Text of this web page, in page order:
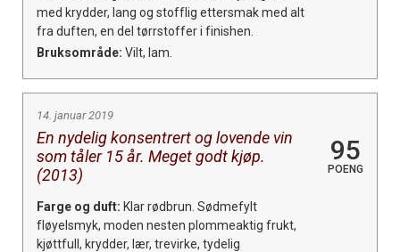
med krydder, lang og stofflig ettersmak med alt
fra duften, en del tørrstoffer i finishen.
Bruksområde: Vilt, lam.
14. januar 2019
En nydelig konsentrert og lovende vin
som tåler 15 år. Meget godt kjøp.
(2013)
95
POENG
Farge og duft: Klar rødbrun. Sødmefylt
fløyelsmyk, moden nesten plommeaktig frukt,
kjøttfull, krydder, lær, trevirke, tydelig